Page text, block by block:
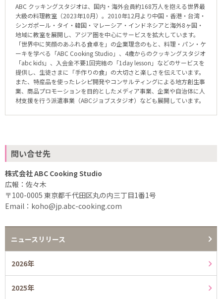
ABC クッキングスタジオは、国内・海外会員約168万人を抱える世界最
大級の料理教室（2023年10月）。2010年12月より中国・香港・台湾・
シンガポール・タイ・韓国・マレーシア・インドネシアと海外8ヶ国・
地域に教室を展開し、アジア圏を中心にサービスを拡大しています。
「世界中に笑顔のあふれる食卓を」の企業理念のもと、料理・パン・ケ
ーキを学べる「ABC Cooking Studio」、4歳からのクッキングスタジオ
「abc kids」、入会金不要1回完結の「1day lesson」などのサービスを
提供し、生徒さまに「手作りの食」の大切さと楽しさを伝えています。
また、特産品を使ったレシピ開発やコンサルティングによる地方創生事
業、商品プロモーションを目的としたメディア事業、企業や自治体に人
材支援を行う派遣事業（ABCジョブスタジオ）なども展開しています。
問い合せ先
株式会社 ABC Cooking Studio
広報：佐々木
〒100-0005 東京都千代田区丸の内三丁目1番1号
Email：koho@jp.abc-cooking.com
ニュースリリース
2026年
2025年